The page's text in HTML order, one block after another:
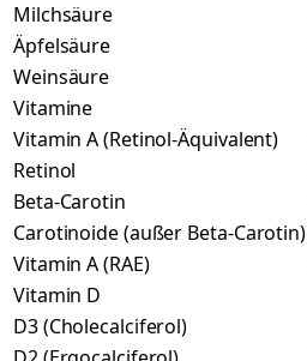
Milchsäure
Äpfelsäure
Weinsäure
Vitamine
Vitamin A (Retinol-Äquivalent)
Retinol
Beta-Carotin
Carotinoide (außer Beta-Carotin)
Vitamin A (RAE)
Vitamin D
D3 (Cholecalciferol)